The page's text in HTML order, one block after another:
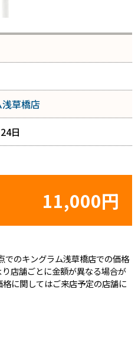
草橋店
日
11,000円
のキングラム浅草橋店での価格
店舗ごとに金額が異なる場合が
に関してはご来店予定の店舗に